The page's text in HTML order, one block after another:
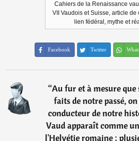
Cahiers de la Renaissance
VII Vaudois et Suisse, article
lien fédéral, mythe et
Facebook Twitter
“Au fur et à mesure que
faits de notre passé,
conducteur de notre
Vaud apparaît comme
l'Helvétie romaine ;